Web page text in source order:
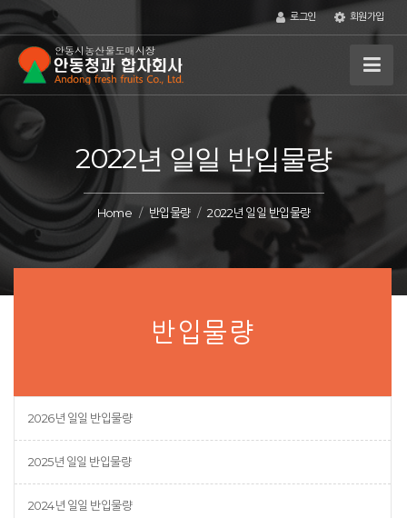
로그인 회원가입
2022년 일일 반입물량
Home 반입물량 2022년 일일 반입물량
반입물량
2026년 일일 반입물량
2025년 일일 반입물량
2024년 일일 반입물량